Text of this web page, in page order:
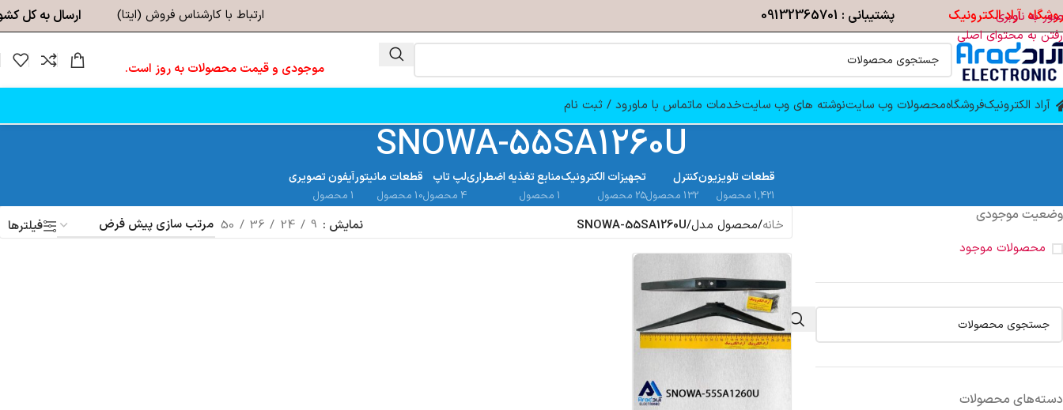
عبور به ناوبری
رفتن به محتوای اصلی
آراد الکترونیک پشتیبانی : 09132365701 ارتباط با کارشناس فروش (ایتا) ارسال به کل
موجودی و قیمت محصولات به روز است.
آراد الکترونیکفروشگاهمحصولات وب سایتنوشته های وب سایتخدمات ماتماس با ماورود / ثبت نام
SNOWA-55SA1260U
قطعات تلویزیون
1,421 محصول
کنترل
132 محصول
تجهیزات الکترونیک
25 محصول
منابع تغذیه اضطراری
1 محصول
لپ تاپ
4 محصول
قطعات مانیتور
10 محصول
آیفون تصویری
1 محصول
وضعیت موجودی
محصولات موجود
دسته‌های محصولات
خانه/محصول مدل/
SNOWA-55SA1260U نمایش 9
24
36
50 فیلترها